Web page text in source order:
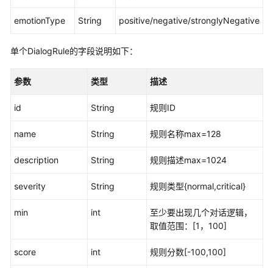
置
动
体
emotionType String positive/negative/stronglyNegative
单个DialogRule的字段说明如下：
参数 类型 描述
id String 规则ID
name String 规则名称max=128
description String 规则描述max=1024
severity String 规则类型{normal,critical}
min int
至少要出现几个对话逻辑，
取值范围：[1，100]
score int 规则分数[-100,100]